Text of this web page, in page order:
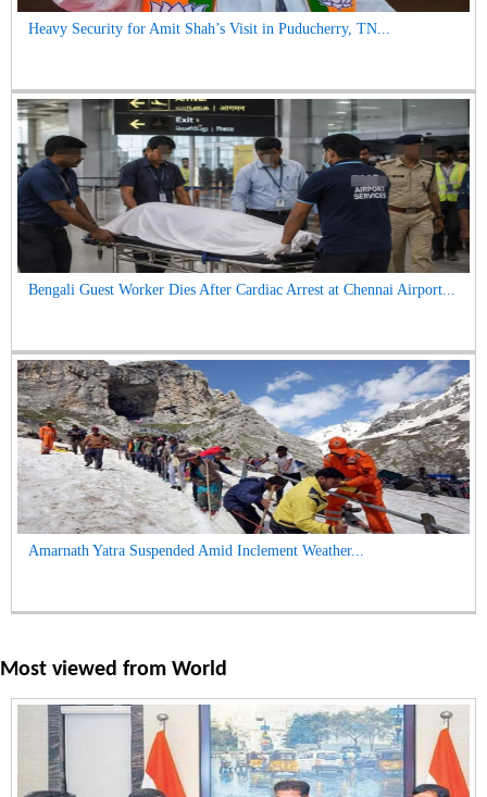
Heavy Security for Amit Shah’s Visit in Puducherry, TN...
Bengali Guest Worker Dies After Cardiac Arrest at Chennai Airport...
Amarnath Yatra Suspended Amid Inclement Weather...
Most viewed from World